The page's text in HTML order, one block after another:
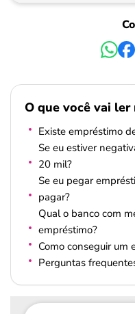
O que você vai
Existe empréstimo
Se eu estiver
20 mil?
Se eu pegar
pagar?
Qual o banco com
empréstimo?
Como conseguir um
Perguntas